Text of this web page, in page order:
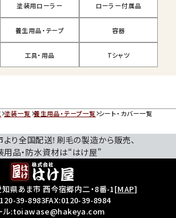
塗装一覧 養生用品・テープ一覧 シート・カバー一覧
塗装用ローラー ローラー付属品
養生用品・テープ 容器
工具・用品 Tシャツ
り全国配送！刷毛の製造から販売、
用品・防水資材は“はけ屋”
県あま市 西今宿郷内二・8番-1[MAP]
39-8983FAX:0120-39-8984
ル:toiawase@hakeya.com